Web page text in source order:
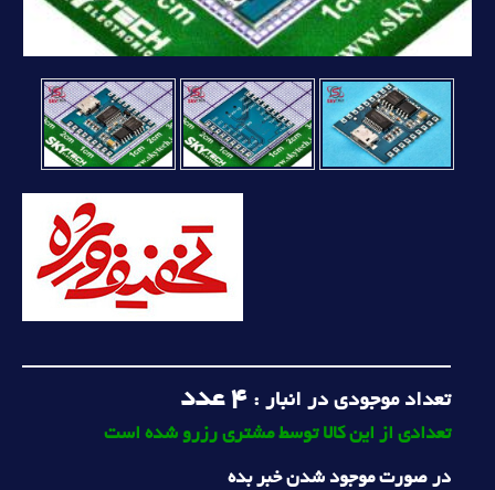
تعداد موجودی در انبار :4 عدد
تعدادی از این کالا توسط مشتری رزرو شده است
در صورت موجود شدن خبر بده